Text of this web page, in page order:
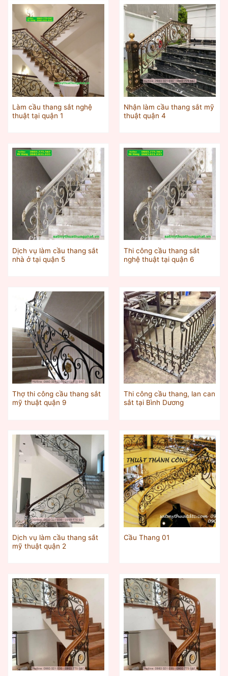
Làm cầu thang sắt nghệ
thuật tại quận 1
Nhận làm cầu thang sắt mỹ
thuật quận 4
Dịch vụ làm cầu thang sắt
nhà ở tại quận 5
Thi công cầu thang sắt
nghệ thuật tại quận 6
Thợ thi công cầu thang sắt
mỹ thuật quận 9
Thi công cầu thang, lan can
sắt tại Bình Dương
Dịch vụ làm cầu thang sắt
mỹ thuật quận 2
Cầu Thang 01